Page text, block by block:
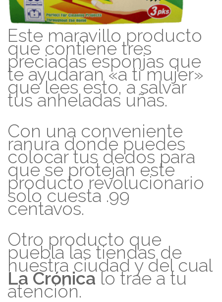
Este maravillo producto
que contiene tres
preciadas esponjas que
te ayudaran «a ti mujer»
que lees esto, a salvar
tus anheladas uñas.
Con una conveniente
ranura donde puedes
colocar tus dedos para
que se protejan este
producto revolucionario
solo cuesta .99
centavos.
Otro producto que
puebla las tiendas de
nuestra ciudad y del cual
La Crónicalo trae a tu
atención.